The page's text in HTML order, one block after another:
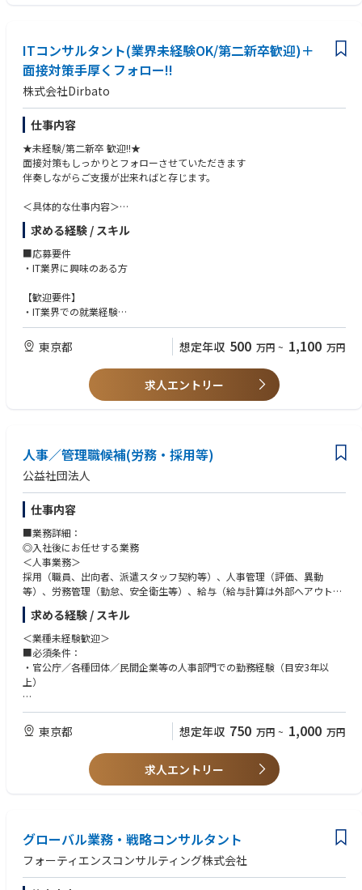
役割・業務内容
＜業務内容＞
本ポジションは、「0→0.1」の探索と、「0.1→1」の立ち上げ、両輪の推
進力が求められるポジションです。
・社内外に点在する「事業のタネ」を拾い上げ、仮説立案・検証・実行へ
とつなげる
・経営陣から与えられるテーマや大枠方針を受け、自らオーナーシップを
持って企画〜実行まで主導する
・行政、地場企業、技術パートナーなど多様な関係者と連携し、プロジェ
クトマネージャーとして事業開発をリード
ジネスモデル構築
・ゆくゆくは自ら立ち上げた事業の副責任者〜責任者として、継続的なス
ケールにも関与
＜弊社事業開発部の仕事の魅力＞
・構想を語るだけでなく、社会にインパクトを生む「事業」に昇華させら
れる醍醐味
・プロジェクトの多くが、脱炭素や地域活性という社会的意義の高いテー
マに直結
・上流から実行までを一気通貫で担当するため、当事者としての手応えと
成長実感が得られる
・現地に飛び込み、現場で検証しながらビジネスをつくるため、リアルな
社会課題に向き合う力が身につきます
・リスク感度と判断力の高い方
・オーナーシップを持って、積極的に越境し、周囲を巻き込んで物事を進
めていく力がある方
・経営目線での高い視座を持つ方
・大きな方向性の指示・方針等を踏まえ、自律的にプロジェクトを推進で
きる
ITコンサルタント(業界未経験OK/第二新卒歓迎)＋
面接対策手厚くフォロー!!
株式会社Dirbato
仕事内容
★未経験/第二新卒 歓迎!!★
面接対策もしっかりとフォローさせていただきます
伴奏しながらご支援が出来ればと存じます。
＜具体的な仕事内容＞
貴殿のご経験を活かして、各業界におけるテクノロジードリブンな経営課
題を最先端技術を駆使して解決。その知見をコンサルティングサービスと
して提供していきます。下記業務は一例となります。
■コンサルタント、シニアコンサルタント
各業界大手顧客を中心に、下記のようなプロジェクトにおいてプロジェク
【業界例】
・製造インダストリー：自動車、総合電機、重工、工作機械等
・金融インダストリー：中央銀行、生命保険、ネット生命保険、損害保
険、ネット銀行、証券、ネット証券、等
ンパニーが当社クライアントとなります。
【プロジェクト事例】
・IT戦略立案/IT中長期ロードマップ策定
・全社クラウド基盤グランドデザイン策定
・全社デジタルトランスフォーメーション企画構想
・業務/組織/システムの現状分析/RPA選定/導入/実装
・プライベート/パブリッククラウド導入
・AI活用による業務効率化/業務再構築
・IoTを活用したデジタルワークスタイル変革案企画
・Disruptive Technologyを活用した新規事業の立案/推進 等
求める経験 / スキル
■応募要件
・IT業界に興味のある方
【歓迎要件】
・IT業界での就業経験
・法人営業経験
・システムの開発経験
・IT関連の資格取得
東京都 想定年収 500 万円 ~ 1,100 万円
求人エントリー
人事／管理職候補(労務・採用等)
公益社団法人
仕事内容
■業務詳細：
◎入社後にお任せする業務
＜人事業務＞
採用（職員、出向者、派遣スタッフ契約等）、人事管理（評価、異動
等）、労務管理（勤怠、安全衛生等）、給与（給与計算は外部へアウトソ
ーシング）、労使対応、社会保険、人事企画（人事制度、人件費管理）な
ど
◎将来的にお任せする可能性のある業務
＜総務業務＞
事務局運営、庶務統括、防火・防災管理、オフィス安全対策、会員周知、
会合運営（総会、役員会）など
求める経験 / スキル
＜業種未経験歓迎＞
■必須条件：
・官公庁／各種団体／民間企業等の人事部門での勤務経験（目安3年以
上）
■歓迎条件：
・チームリーダーとしてメンバーのマネジメントに携わった経験
・第二種衛生管理者資格
歓迎条件：使用言語が英語の会議等への対応、英語でのメールや文書作成
東京都 想定年収 750 万円 ~ 1,000 万円
求人エントリー
グローバル業務・戦略コンサルタント
フォーティエンスコンサルティング株式会社